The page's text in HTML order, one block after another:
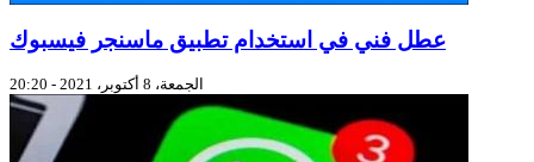
عطل فني في استخدام تطبيق ماسنجر فيسبوك
الجمعة، 8 أكتوبر، 2021 - 20:20